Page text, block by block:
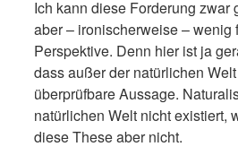
Ich kann diese Forderung
aber – ironischerweise – wenig
Perspektive. Denn hier ist ja
dass außer der natürlichen
überprüfbare Aussage.
natürlichen Welt nicht existiert,
diese These aber nicht.